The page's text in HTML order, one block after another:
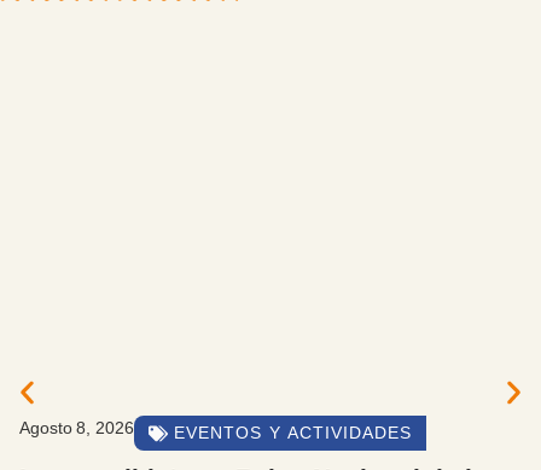
Agosto 8, 2026 EVENTOS Y ACTIVIDADES